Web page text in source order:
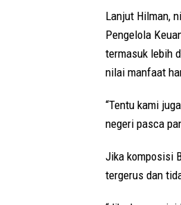
Lanjut Hilman,
Pengelola
termasuk lebih
nilai manfaat
“Tentu kami
negeri pasca
Jika komposisi
tergerus dan